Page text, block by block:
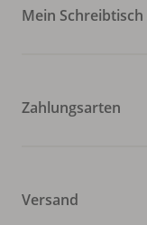
Mein
Zahlungsarten
Versand